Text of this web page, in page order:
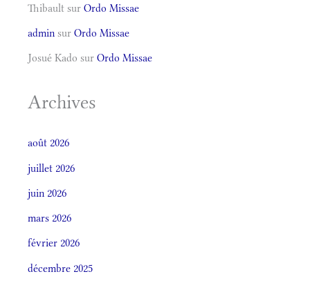
Thibault sur Ordo Missae
admin sur Ordo Missae
Josué Kado sur Ordo Missae
Archives
août 2026
juillet 2026
juin 2026
mars 2026
février 2026
décembre 2025